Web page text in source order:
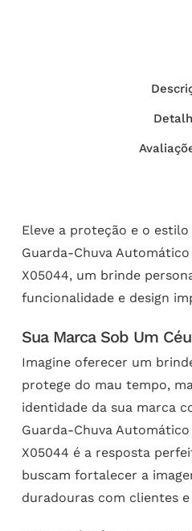
Eleve a proteção e o
Guarda-Chuva
X05044, um brinde
funcionalidade e design
Sua Marca Sob Um
Imagine oferecer um
protege do mau tempo,
identidade da sua marca
Guarda-Chuva
X05044 é a resposta
buscam fortalecer a
duradouras com clientes